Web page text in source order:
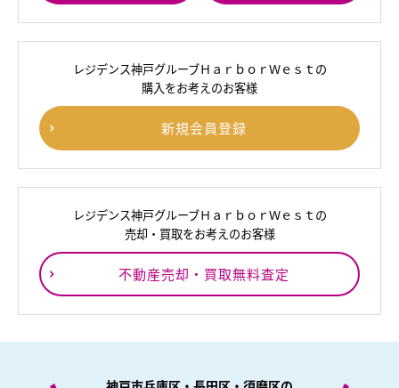
レジデンス神戸グルーブＨａｒｂｏｒＷｅｓｔの
購入をお考えのお客様
新規会員登録
レジデンス神戸グルーブＨａｒｂｏｒＷｅｓｔの
売却・買取をお考えのお客様
不動産売却・買取無料査定